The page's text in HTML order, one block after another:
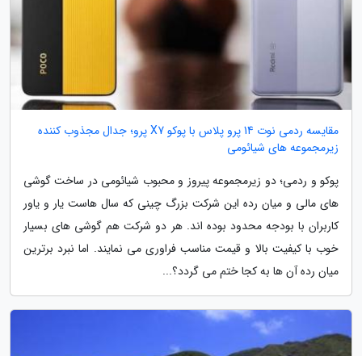
مقایسه ردمی نوت 14 پرو پلاس با پوکو X7 پرو؛ جدال مجذوب کننده
زیرمجموعه های شیائومی
پوکو و ردمی؛ دو زیرمجموعه پیروز و محبوب شیائومی در ساخت گوشی
های مالی و میان رده این شرکت بزرگ چینی که سال هاست یار و یاور
کاربران با بودجه محدود بوده اند. هر دو شرکت هم گوشی های بسیار
خوب با کیفیت بالا و قیمت مناسب فراوری می نمایند. اما نبرد برترین
میان رده آن ها به کجا ختم می گردد؟...